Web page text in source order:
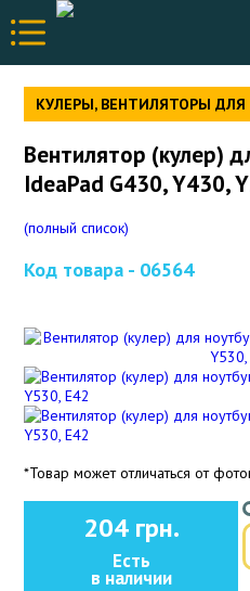
КУЛЕРЫ, ВЕНТИЛЯТОРЫ ДЛЯ
Вентилятор (кулер)
IdeaPad G430, Y430,
(полный список)
Код товара - 06564
*Товар может отличаться от
204 грн.
Есть
в наличии